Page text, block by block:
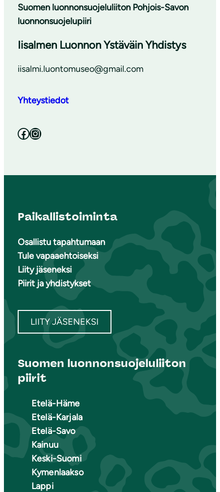
Suomen luonnonsuojeluliiton Pohjois-Savon
luonnonsuojelupiiri
Iisalmen Luonnon Ystäväin Yhdistys
iisalmi.luontomuseo@gmail.com
Yhteystiedot
Facebook Instagram
Paikallistoiminta
Osallistu tapahtumaan
Tule vapaaehtoiseksi
Liity jäseneksi
Piirit ja yhdistykset
LIITY JÄSENEKSI
Suomen luonnonsuojeluliiton
piirit
Etelä-Häme
Etelä-Karjala
Etelä-Savo
Kainuu
Keski-Suomi
Kymenlaakso
Lappi